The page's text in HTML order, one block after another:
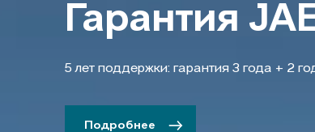
Гарантия
5 лет поддержки: гарантия 3 года + 2
Подробнее